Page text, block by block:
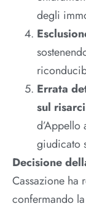
degli
Errata
sul
d’Appello
giudicato
Decisione
Cassazione ha
confermando